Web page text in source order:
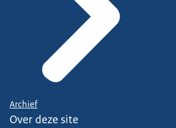
Archief
Over deze site